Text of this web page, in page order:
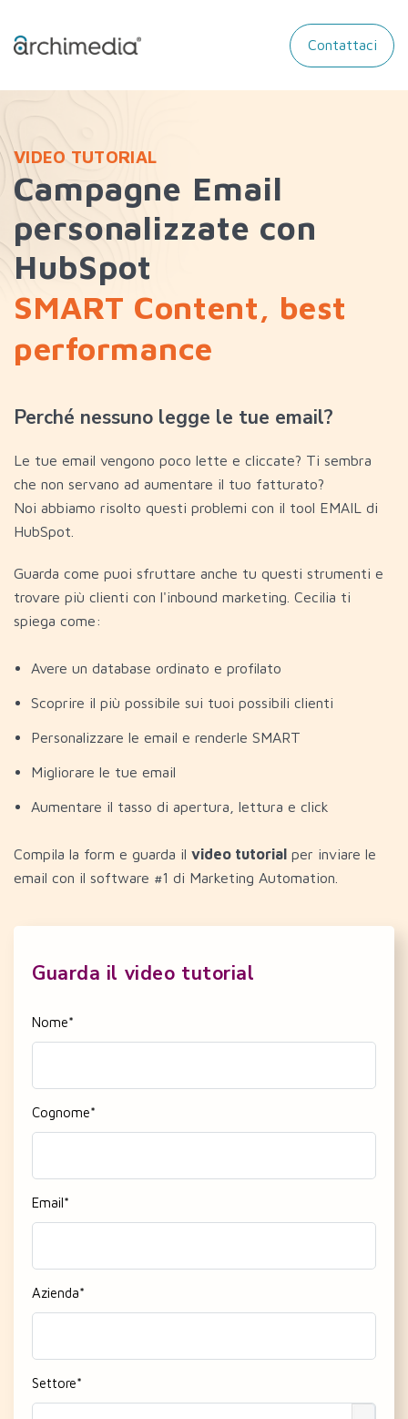
Contattaci
VIDEO TUTORIAL
Campagne Email
personalizzate con
HubSpot
SMART Content, best
performance
Perché nessuno legge le tue email?
Le tue email vengono poco lette e cliccate? Ti sembra
che non servano ad aumentare il tuo fatturato?
Noi abbiamo risolto questi problemi con il tool EMAIL di
HubSpot
Guarda come puoi sfruttare anche tu questi strumenti e
trovare più clienti con l'inbound marketing. Cecilia ti
spiega come:
Avere un database ordinato e profilato
Scoprire il più possibile sui tuoi possibili clienti
Personalizzare le email e renderle SMART
Migliorare le tue email
Aumentare il tasso di apertura, lettura e click
Compila la form e guarda il video tutorial per inviare le
email con il software #1 di Marketing Automation.
Guarda il video tutorial
Nome*
Cognome*
Email*
Azienda*
Settore*